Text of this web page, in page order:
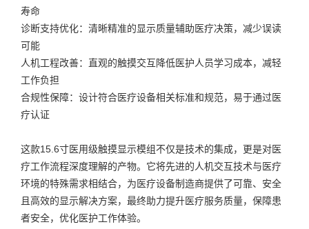
寿命
诊断支持优化：清晰精准的显示质量辅助医疗决策，减少误读
可能
人机工程改善：直观的触摸交互降低医护人员学习成本，减轻
工作负担
合规性保障：设计符合医疗设备相关标准和规范，易于通过医
疗认证
这款15.6寸医用级触摸显示模组不仅是技术的集成，更是对医
疗工作流程深度理解的产物。它将先进的人机交互技术与医疗
环境的特殊需求相结合，为医疗设备制造商提供了可靠、安全
且高效的显示解决方案，最终助力提升医疗服务质量，保障患
者安全，优化医护工作体验。